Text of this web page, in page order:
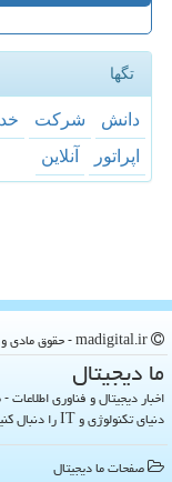
تگها
دانش شركت
اپراتور
آنلاین
ما دیجیتال
اخبار دیجیتال و فناوری
دنیای تکنولوژی و IT را دنبال کنید
صفحات ما دیجیتال